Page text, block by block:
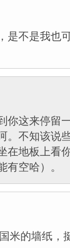
是不是我也
你这来停留
。不知该说
在地板上看
有空哈）。
米的墙纸，